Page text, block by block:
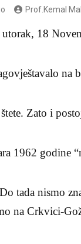
Prof.Kemal
18
na
Zato i
1962 godine
tada nismo
na Crkvici-